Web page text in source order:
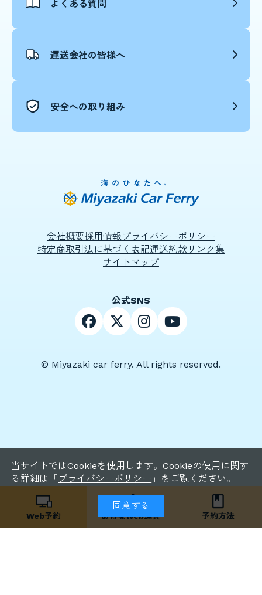
当サイトではCookieを使用します。Cookieの使用に関す
る詳細は「 プライバシーポリシー 」をご覧ください。
同意する
よくある質問
運送会社の皆様へ
安全への取り組み
会社概要採用情報プライバシーポリシー
特定商取引法に基づく表記運送約款リンク集
サイトマップ
公式SNS
© Miyazaki car ferry. All rights reserved.
Web予約 お得なWeb運賃 予約方法